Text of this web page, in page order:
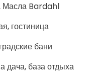
Масла Bardahl
гостиница
бани
дача, база отдыха